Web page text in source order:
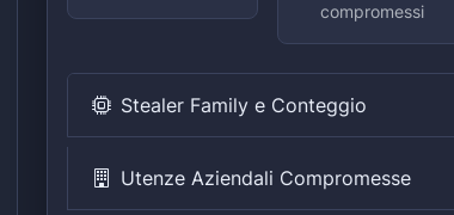
compromessi
Stealer Family e Conteggio
Utenze Aziendali Compromesse